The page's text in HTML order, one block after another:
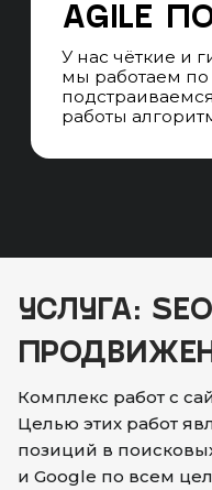
УСЛУГА:
Комплекс работ с
Целью этих работ
позиций в
и Google по всем